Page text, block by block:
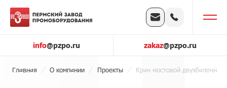
info@pzpo.ru zakaz@pzpo.ru
Главная О компании Проекты Кран мостовой двухбалочный